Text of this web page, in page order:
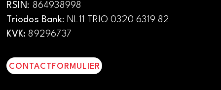
RSIN: 864938998
Triodos Bank: NL11 TRIO 0320 6319 82
KVK: 89296737
CONTACTFORMULIER